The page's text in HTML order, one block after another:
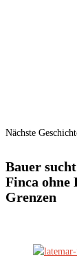
Nächste
Bauer
Finca ohne
Grenzen